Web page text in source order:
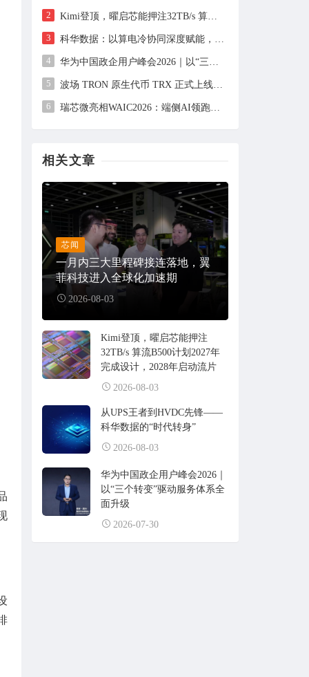
2 Kimi登顶，曜启芯能押注32TB/s 算流B500计划2027年完成设计，2028年启动流片
3 科华数据：以算电冷协同深度赋能，成为AI芯片厂商最值得信赖的算力基础设施合作伙伴
4 华为中国政企用户峰会2026｜以“三个转变”驱动服务体系全面升级
5 波场 TRON 原生代币 TRX 正式上线 CFTC 监管交易所 Bitnomial，开启合规期货交易新篇章
6 瑞芯微亮相WAIC2026：端侧AI领跑者，成熟方案全面落地
相关文章
芯闻
一月内三大里程碑接连落地，翼
菲科技进入全球化加速期
2026-08-03
Kimi登顶，曜启芯能押注
32TB/s 算流B500计划2027年
完成设计，2028年启动流片
2026-08-03
从UPS王者到HVDC先锋——
科华数据的“时代转身”
2026-08-03
华为中国政企用户峰会2026｜
以“三个转变”驱动服务体系全
面升级
2026-07-30